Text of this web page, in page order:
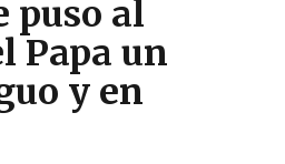
puso al
Papa un
y en